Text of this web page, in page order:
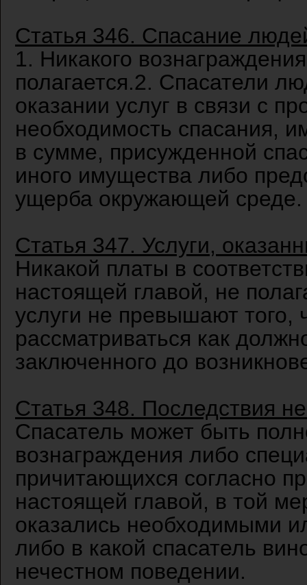
Статья 346. Спасание
1. Никакого
полагается.2. Спасатели
оказании услуг в связи с
необходимость спасания,
в сумме, присужденной
иного имущества либо
ущерба окружающей среде.
Статья 347. Услуги,
Никакой платы в
настоящей главой, не
услуги не превышают того,
рассматриваться как
заключенного до
Статья 348. Последствия
Спасатель может быть
вознаграждения либо
причитающихся согласно
настоящей главой, в той
оказались необходимыми
либо в какой спасатель
нечестном поведении.